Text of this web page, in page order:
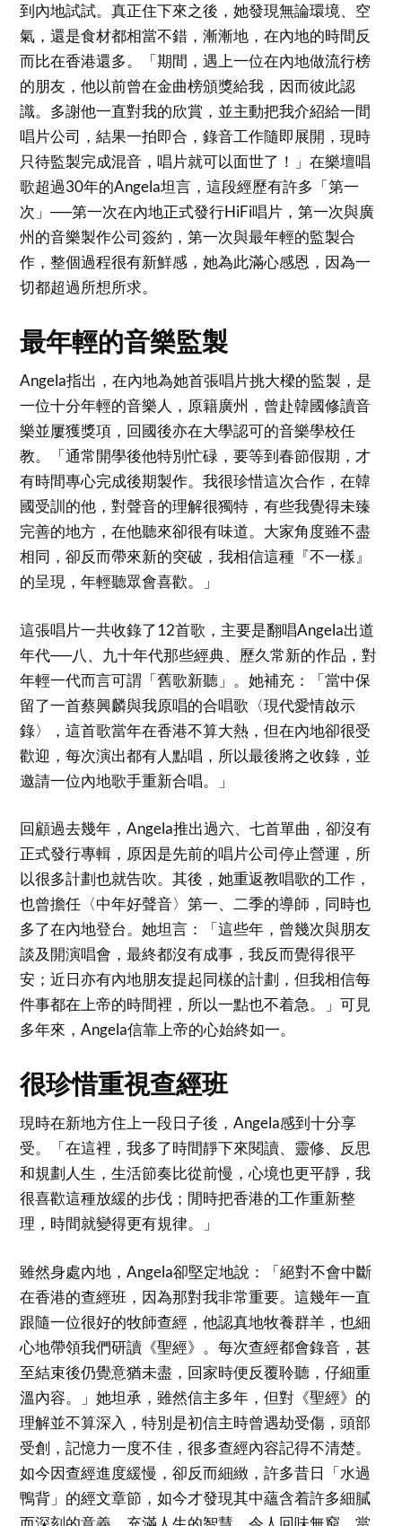
到內地試試。真正住下來之後，她發現無論環境、空
氣，還是食材都相當不錯，漸漸地，在內地的時間反
而比在香港還多。「期間，遇上一位在內地做流行榜
的朋友，他以前曾在金曲榜頒獎給我，因而彼此認
識。多謝他一直對我的欣賞，並主動把我介紹給一間
唱片公司，結果一拍即合，錄音工作隨即展開，現時
只待監製完成混音，唱片就可以面世了！」在樂壇唱
歌超過30年的Angela坦言，這段經歷有許多「第一
次」──第一次在內地正式發行HiFi唱片，第一次與廣
州的音樂製作公司簽約，第一次與最年輕的監製合
作，整個過程很有新鮮感，她為此滿心感恩，因為一
切都超過所想所求。
最年輕的音樂監製
Angela指出，在內地為她首張唱片挑大樑的監製，是
一位十分年輕的音樂人，原籍廣州，曾赴韓國修讀音
樂並屢獲獎項，回國後亦在大學認可的音樂學校任
教。「通常開學後他特別忙碌，要等到春節假期，才
有時間專心完成後期製作。我很珍惜這次合作，在韓
國受訓的他，對聲音的理解很獨特，有些我覺得未臻
完善的地方，在他聽來卻很有味道。大家角度雖不盡
相同，卻反而帶來新的突破，我相信這種『不一樣』
的呈現，年輕聽眾會喜歡。」
這張唱片一共收錄了12首歌，主要是翻唱Angela出道
年代──八、九十年代那些經典、歷久常新的作品，對
年輕一代而言可謂「舊歌新聽」。她補充：「當中保
留了一首蔡興麟與我原唱的合唱歌〈現代愛情啟示
錄〉，這首歌當年在香港不算大熱，但在內地卻很受
歡迎，每次演出都有人點唱，所以最後將之收錄，並
邀請一位內地歌手重新合唱。」
回顧過去幾年，Angela推出過六、七首單曲，卻沒有
正式發行專輯，原因是先前的唱片公司停止營運，所
以很多計劃也就告吹。其後，她重返教唱歌的工作，
也曾擔任〈中年好聲音〉第一、二季的導師，同時也
多了在內地登台。她坦言：「這些年，曾幾次與朋友
談及開演唱會，最終都沒有成事，我反而覺得很平
安；近日亦有內地朋友提起同樣的計劃，但我相信每
件事都在上帝的時間裡，所以一點也不着急。」可見
多年來，Angela信靠上帝的心始終如一。
很珍惜重視查經班
現時在新地方住上一段日子後，Angela感到十分享
受。「在這裡，我多了時間靜下來閱讀、靈修、反思
和規劃人生，生活節奏比從前慢，心境也更平靜，我
很喜歡這種放緩的步伐；閒時把香港的工作重新整
理，時間就變得更有規律。」
雖然身處內地，Angela卻堅定地說：「絕對不會中斷
在香港的查經班，因為那對我非常重要。這幾年一直
跟隨一位很好的牧師查經，他認真地牧養群羊，也細
心地帶領我們研讀《聖經》。每次查經都會錄音，甚
至結束後仍覺意猶未盡，回家時便反覆聆聽，仔細重
溫內容。」她坦承，雖然信主多年，但對《聖經》的
理解並不算深入，特別是初信主時曾遇劫受傷，頭部
受創，記憶力一度不佳，很多查經內容記得不清楚。
如今因查經進度緩慢，卻反而細緻，許多昔日「水過
鴨背」的經文章節，如今才發現其中蘊含着許多細膩